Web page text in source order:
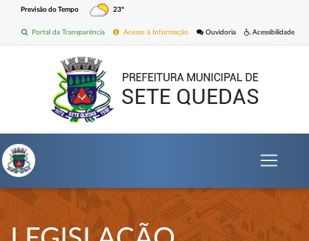
Previsão do Tempo 23º
Acessibilidade
Ouvidoria
Acesso à Informação
Portal da Transparência